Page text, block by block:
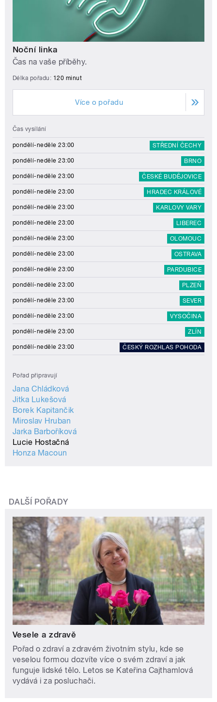
Noční linka
Čas na vaše příběhy.
Délka pořadu: 120 minut
Více o pořadu
Čas vysílání
pondělí-neděle 23:00 STŘEDNÍ ČECHY
pondělí-neděle 23:00 BRNO
pondělí-neděle 23:00 ČESKÉ BUDĚJOVICE
pondělí-neděle 23:00 HRADEC KRÁLOVÉ
pondělí-neděle 23:00 KARLOVY VARY
pondělí-neděle 23:00 LIBEREC
pondělí-neděle 23:00 OLOMOUC
pondělí-neděle 23:00 OSTRAVA
pondělí-neděle 23:00 PARDUBICE
pondělí-neděle 23:00 PLZEŇ
pondělí-neděle 23:00 SEVER
pondělí-neděle 23:00 VYSOČINA
pondělí-neděle 23:00 ZLÍN
pondělí-neděle 23:00 ČESKÝ ROZHLAS POHODA
Pořad připravují
Jana Chládková
Jitka Lukešová
Borek Kapitančik
Miroslav Hruban
Jarka Barboříková
Lucie Hostačná
Honza Macoun
DALŠÍ POŘADY
Vesele a zdravě
Pořad o zdraví a zdravém životním stylu, kde se
veselou formou dozvíte více o svém zdraví a jak
funguje lidské tělo. Letos se Kateřina Cajthamlová
vydává i za posluchači.